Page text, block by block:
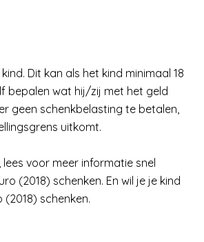
Dit kan als het kind minimaal 18
bepalen wat hij/zij met het geld
geen schenkbelasting te betalen,
uitkomt.
voor meer informatie snel
(2018) schenken. En wil je je kind
schenken.